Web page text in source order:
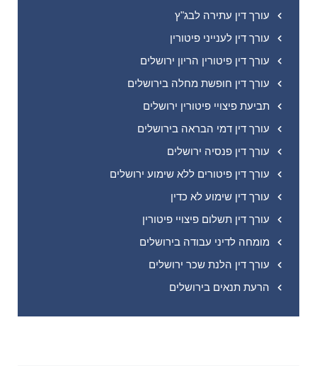
עורך דין עתירה לבג"ץ
עורך דין לענייני פיטורין
עורך דין פיטורין הריון ירושלים
עורך דין חופשת מחלה בירושלים
תביעת פיצויי פיטורין ירושלים
עורך דין דמי הבראה בירושלים
עורך דין פנסיה ירושלים
עורך דין פיטורים ללא שימוע ירושלים
עורך דין שימוע לא כדין
עורך דין תשלום פיצויי פיטורין
מומחה לדיני עבודה בירושלים
עורך דין הלנת שכר ירושלים
הרעת תנאים בירושלים